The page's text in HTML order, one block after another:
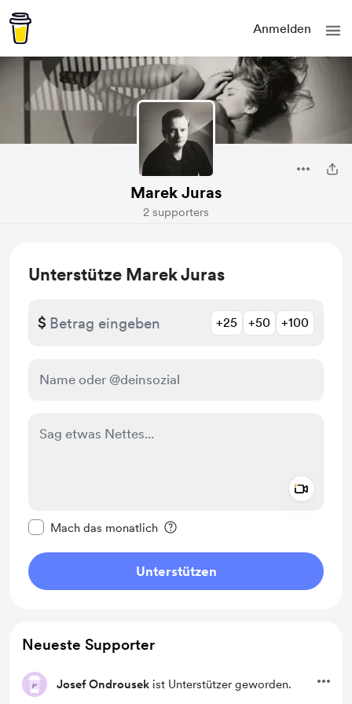
Anmelden
Marek Juras
2 supporters
Unterstütze Marek Juras
$ +25 +50 +100
Mach das monatlich
Unterstützen
Neueste Supporter
Josef Ondrousek ist Unterstützer geworden.